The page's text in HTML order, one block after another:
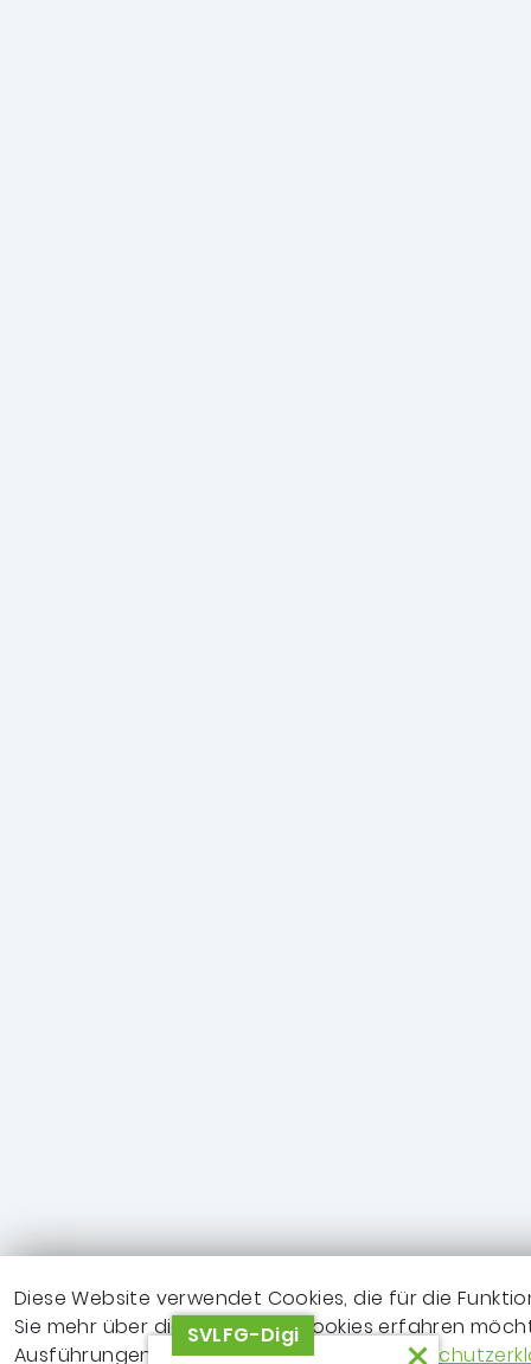
Diese Website verwendet Cookies, die für die
Sie mehr über die genutzten Cookies erfahren
Ausführungen zu Cookies in unserer
SVLFG-Digi